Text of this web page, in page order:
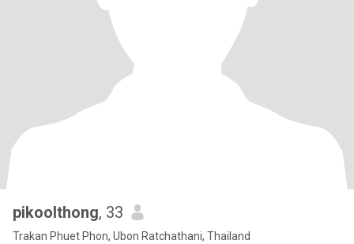
pikoolthong, 33
Trakan Phuet Phon, Ubon Ratchathani, Thailand